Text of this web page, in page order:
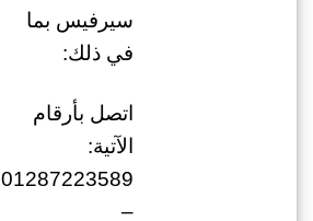
سيرفيس بما
في ذلك:
اتصل بأرقام
الآتية:
01287223589
–